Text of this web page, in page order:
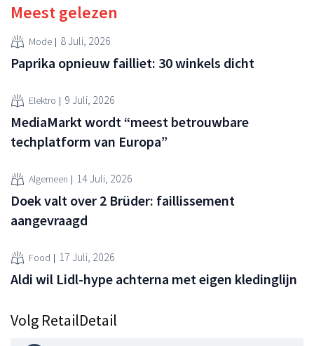
Meest gelezen
Mode 8 Juli, 2026
Paprika opnieuw failliet: 30 winkels dicht
Elektro 9 Juli, 2026
MediaMarkt wordt “meest betrouwbare
techplatform van Europa”
Algemeen 14 Juli, 2026
Doek valt over 2 Brüder: faillissement
aangevraagd
Food 17 Juli, 2026
Aldi wil Lidl-hype achterna met eigen kledinglijn
Volg RetailDetail